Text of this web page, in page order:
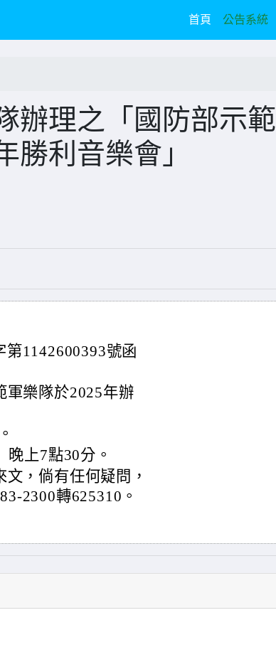
首頁(current)
公告系統
辦理之「國防部示範
勝利音樂會」
1142600393號函
軍樂隊於2025年辦
上7點30分。
，倘有任何疑問，
2300轉625310。